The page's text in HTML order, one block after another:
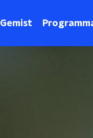
Gemist